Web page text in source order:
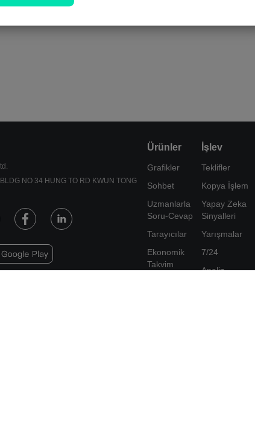
NO 34 HUNG TO RD KWUN TONG
Ürünler
Grafikler
Sohbet
Uzmanlarla
Soru-Cevap
Tarayıcılar
Ekonomik
Takvim
İşlev
Teklifler
Kopya İşlem
Yapay Zeka
Sinyalleri
Yarışmalar
7/24
Analiz